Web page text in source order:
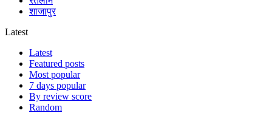
शाजापुर
Latest
Latest
Featured posts
Most popular
7 days popular
By review score
Random